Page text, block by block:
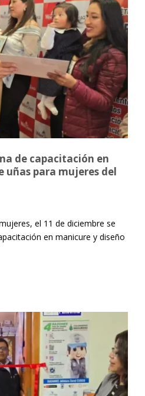
de capacitación en
uñas para mujeres del
el 11 de diciembre se
en manicure y diseño